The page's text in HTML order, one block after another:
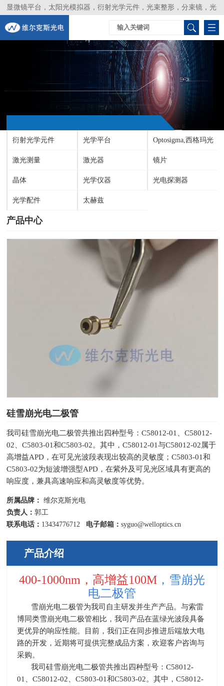
显微镜平台，太阳光模拟器，衍射光学元件，光束整形，分束镜，光
谱仪，生物激光器，光束分析仪，Layertec
衍射光学元件 光学平台 Optosigma,西格玛光
机
激光测量 激光器 镜片
晶体 光学仪器 光电探测器
光学配件 太赫兹
产品中心
硅雪崩光电二极管
我司硅雪崩光电二极管共推出四种型号：C58012-01、C58012-
02、C5803-01和C5803-02。其中，C58012-01与C58012-02属于
高增益APD，在可见光波段表现出较高的灵敏度；C5803-01和
C5803-02为短波增强型APD，在紫外及可见光区域具有更高的
响应度，兼具高速响应和高灵敏度等优势。
所属品牌： 维尔克斯光电
负责人：郭工
联系电话： 13434776712 电子邮箱：syguo@welloptics.cn
产品介绍
400-1000nm，高增益100M， 雪崩光
电二极管
雪崩光电二极管为我司自主研发并生产产品。与索雷
博同类雪崩光电二极管相比，我司产品在蓝绿光波段具备
更优异的响应性能。目前，我们正在同步推进后端放大电
路的开发，近期将可提供完整成品方案，欢迎客户咨询与
采购。
我司硅雪崩光电二极管共推出四种型号：C58012-
01、C58012-02、C5803-01和C5803-02。其中，C58012-